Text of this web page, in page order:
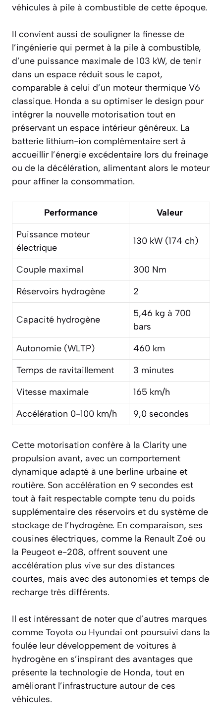
véhicules à pile à combustible de cette époque.
Il convient aussi de souligner la finesse de
l’ingénierie qui permet à la pile à combustible,
d’une puissance maximale de 103 kW, de tenir
dans un espace réduit sous le capot,
comparable à celui d’un moteur thermique V6
classique. Honda a su optimiser le design pour
intégrer la nouvelle motorisation tout en
préservant un espace intérieur généreux. La
batterie lithium-ion complémentaire sert à
accueillir l’énergie excédentaire lors du freinage
ou de la décélération, alimentant alors le moteur
pour affiner la consommation.
Performance
Valeur
Puissance moteur
électrique
130 kW (174 ch)
Couple maximal
300 Nm
Réservoirs hydrogène
2
Capacité hydrogène
5,46 kg à 700
bars
Autonomie (WLTP)
460 km
Temps de ravitaillement
3 minutes
Vitesse maximale
165 km/h
Accélération 0-100 km/h
9,0 secondes
Cette motorisation confère à la Clarity une
propulsion avant, avec un comportement
dynamique adapté à une berline urbaine et
routière. Son accélération en 9 secondes est
tout à fait respectable compte tenu du poids
supplémentaire des réservoirs et du système de
stockage de l’hydrogène. En comparaison, ses
cousines électriques, comme la Renault Zoé ou
la Peugeot e-208, offrent souvent une
accélération plus vive sur des distances
courtes, mais avec des autonomies et temps de
recharge très différents.
Il est intéressant de noter que d’autres marques
comme Toyota ou Hyundai ont poursuivi dans la
foulée leur développement de voitures à
hydrogène en s’inspirant des avantages que
présente la technologie de Honda, tout en
améliorant l’infrastructure autour de ces
véhicules.